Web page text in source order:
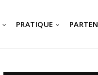
PRATIQUE